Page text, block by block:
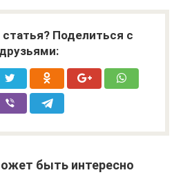
Поделиться с
друзьями:
быть интересно